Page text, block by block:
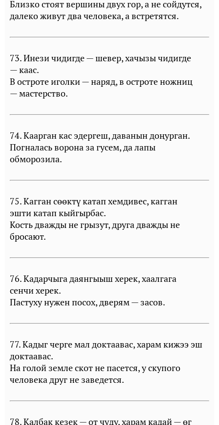
Близко стоят вершины двух гор, а не сойдутся,
далеко живут два человека, а встретятся.
73. Инези чидигде — шевер, хачызы чидигде
— каас.
В остроте иголки — наряд, в остроте ножниц
— мастерство.
74. Каарган кас эдергеш, даванын доңурган.
Погналась ворона за гусем, да лапы
обморозила.
75. Кагган сөөктү катап хемдивес, кагган
эшти катап кыйгырбас.
Кость дважды не грызут, друга дважды не
бросают.
76. Кадарчыга даянгыыш херек, хаалгага
сенчи херек.
Пастуху нужен посох, дверям — засов.
77. Кадыг черге мал доктаавас, харам кижээ эш
доктаавас.
На голой земле скот не пасется, у скупого
человека друг не заведется.
78. Калбак кезек — от чуду, харам кадай — өг